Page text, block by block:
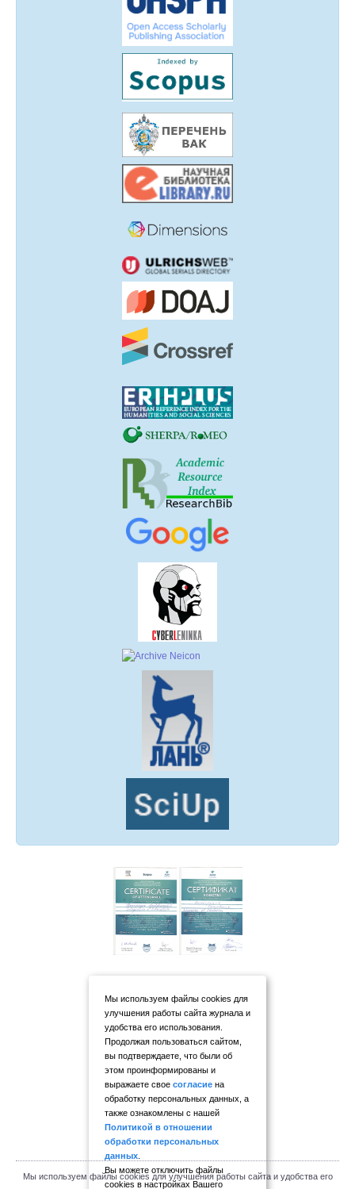
Мы используем файлы cookies для
улучшения работы сайта журнала и
удобства его использования.
Продолжая пользоваться сайтом,
вы подтверждаете, что были об
этом проинформированы и
выражаете свое согласие на
обработку персональных данных, а
также ознакомлены с нашей
Политикой в отношении
обработки персональных
данных
Вы можете отключить файлы
cookies в настройках Вашего
Мы используем файлы cookies для улучшения работы сайта и удобства его